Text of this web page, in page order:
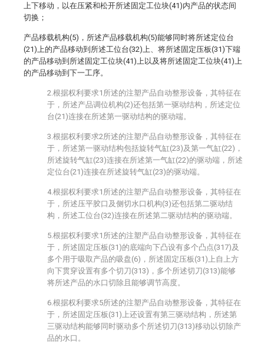
上下移动，以在压紧和松开所述固定工位块(41)内产品的状态间
切换；
产品移载机构(5)，所述产品移载机构(5)能够同时将所述定位台
(21)上的产品移动到所述工位台(32)上、将所述固定压板(31)下端
的产品移动到所述固定工位块(41)上以及将所述固定工位块(41)上
的产品移动到下一工序。
2.根据权利要求1所述的注塑产品自动整形设备，其特征在
于，所述产品调位机构(2)还包括第一驱动结构，所述定位
台(21)连接在所述第一驱动结构的驱动端。
3.根据权利要求2所述的注塑产品自动整形设备，其特征在
于，所述第一驱动结构包括旋转气缸(23)及第一气缸(22)，
所述旋转气缸(23)连接在所述第一气缸(22)的驱动端，所述
定位台(21)连接在所述旋转气缸(23)的驱动端。
4.根据权利要求1所述的注塑产品自动整形设备，其特征在
于，所述压平胶口及侧切水口机构(3)还包括第二驱动结
构，所述工位台(32)连接在所述第二驱动结构的驱动端。
5.根据权利要求1所述的注塑产品自动整形设备，其特征在
于，所述固定压板(31)的底端向下凸设有多个凸点(317)及
多个用于吸取产品的吸盘(6)，所述固定压板(31)上自上方
向下贯穿设置有多个切刀(313)，多个所述切刀(313)能够
将所述产品的水口切除且能够调节高度。
6.根据权利要求5所述的注塑产品自动整形设备，其特征在
于，所述固定压板(31)上还设置有第三驱动结构，所述第
三驱动结构能够同时驱动多个所述切刀(313)移动以切除产
品的水口。